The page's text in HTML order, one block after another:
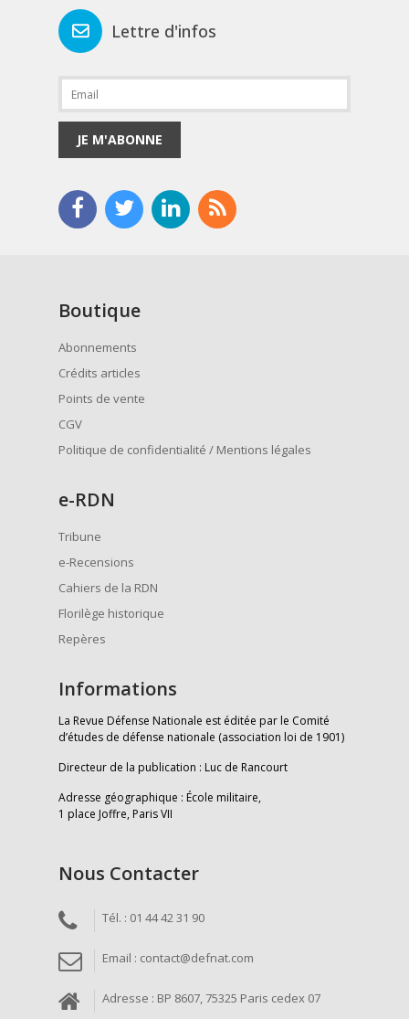
Lettre d'infos
JE M'ABONNE
Boutique
Abonnements
Crédits articles
Points de vente
CGV
Politique de confidentialité / Mentions légales
e-RDN
Tribune
e-Recensions
Cahiers de la RDN
Florilège historique
Repères
Informations
La Revue Défense Nationale est éditée par le Comité
d’études de défense nationale (association loi de 1901)
Directeur de la publication : Luc de Rancourt
Adresse géographique : École militaire,
1 place Joffre, Paris VII
Nous Contacter
Tél. : 01 44 42 31 90
Email : contact@defnat.com
Adresse : BP 8607, 75325 Paris cedex 07